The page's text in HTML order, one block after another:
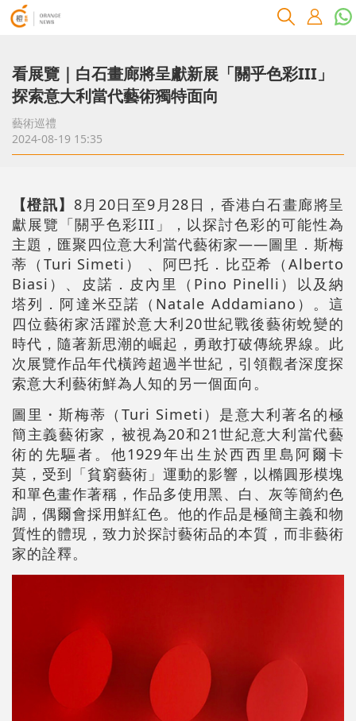
看展覽｜白石畫廊將呈獻新展「關乎色彩III」
探索意大利當代藝術獨特面向
藝術巡禮
2024-08-19 15:35
【橙訊】 8月20日至9月28日，香港白石畫廊將呈
獻展覽「關乎色彩III」，以探討色彩的可能性為
主題，匯聚四位意大利當代藝術家——圖里．斯梅
蒂（Turi Simeti） 、阿巴托．比亞希（Alberto
Biasi）、皮諾．皮內里（Pino Pinelli）以及納
塔列．阿達米亞諾（Natale Addamiano）。這
四位藝術家活躍於意大利20世紀戰後藝術蛻變的
時代，隨著新思潮的崛起，勇敢打破傳統界線。此
次展覽作品年代橫跨超過半世紀，引領觀者深度探
索意大利藝術鮮為人知的另一個面向。
圖里・斯梅蒂（Turi Simeti）是意大利著名的極
簡主義藝術家，被視為20和21世紀意大利當代藝
術的先驅者。他1929年出生於西西里島阿爾卡
莫，受到「貧窮藝術」運動的影響，以橢圓形模塊
和單色畫作著稱，作品多使用黑、白、灰等簡約色
調，偶爾會採用鮮紅色。他的作品是極簡主義和物
質性的體現，致力於探討藝術品的本質，而非藝術
家的詮釋。